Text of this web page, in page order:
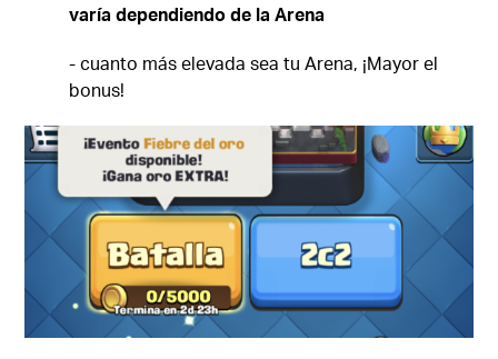
varía dependiendo de la Arena
- cuanto más elevada sea tu Arena, ¡Mayor el
bonus!